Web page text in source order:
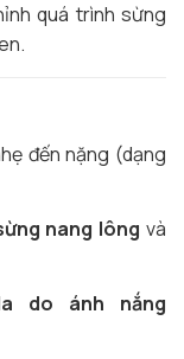
quá trình sừng
đến nặng (dạng
nang lông và
do ánh nắng